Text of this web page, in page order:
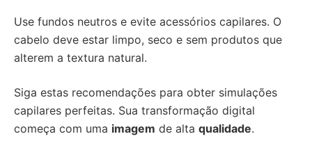
Use fundos neutros e evite acessórios capilares. O
cabelo deve estar limpo, seco e sem produtos que
alterem a textura natural.
Siga estas recomendações para obter simulações
capilares perfeitas. Sua transformação digital
começa com uma imagem de alta qualidade.